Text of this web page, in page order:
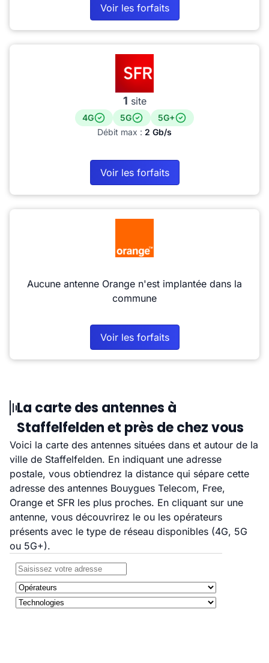
Voir les forfaits
1 site
4G 5G
5G+
Débit max : 2 Gb/s
Voir les forfaits
Aucune antenne Orange n'est implantée dans la
commune
Voir les forfaits
La carte des antennes à
Staffelfelden et près de chez vous
Voici la carte des antennes situées dans et autour de la
ville de Staffelfelden. En indiquant une adresse
postale, vous obtiendrez la distance qui sépare cette
adresse des antennes Bouygues Telecom, Free,
Orange et SFR les plus proches. En cliquant sur une
antenne, vous découvrirez le ou les opérateurs
présents avec le type de réseau disponibles (4G, 5G
ou 5G+).